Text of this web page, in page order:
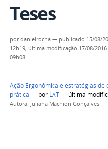
Teses
pordanielrocha — publicado 15/08/
12h19, última modificação 17/08/2016
09h08
Ação Ergonômica e estratégias
prática — por LAT— última
Autora: Juliana Machion Gonçalves